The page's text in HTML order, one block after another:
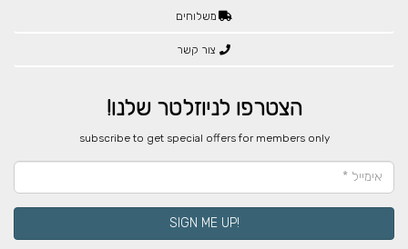
משלוחים
צור קשר
הצטרפו לניוזלטר שלנו!
​subscribe to get special offers for members only
!SIGN ME UP